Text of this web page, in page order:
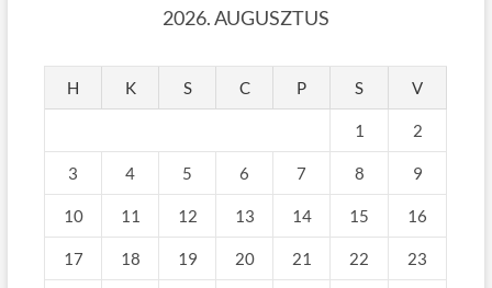
2026. AUGUSZTUS
H K S C P S V
1 2
3 4 5 6 7 8 9
10 11 12 13 14 15 16
17 18 19 20 21 22 23